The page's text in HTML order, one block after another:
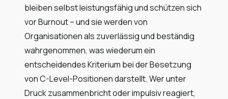
bleiben selbst leistungsfähig und schützen sich
vor Burnout – und sie werden von
Organisationen als zuverlässig und beständig
wahrgenommen, was wiederum ein
entscheidendes Kriterium bei der Besetzung
von C-Level-Positionen darstellt. Wer unter
Druck zusammenbricht oder impulsiv reagiert,